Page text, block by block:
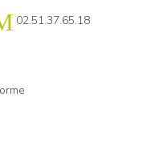
02.51.37.65.18